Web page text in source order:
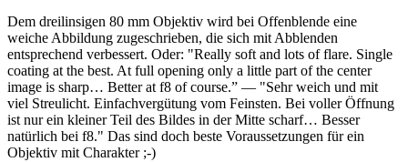
Dem dreilinsigen 80 mm Objektiv wird bei Offenblende eine
weiche Abbildung zugeschrieben, die sich mit Abblenden
entsprechend verbessert. Oder: "Really soft and lots of flare. Single
coating at the best. At full opening only a little part of the center
image is sharp… Better at f8 of course.” — "Sehr weich und mit
viel Streulicht. Einfachvergütung vom Feinsten. Bei voller Öffnung
ist nur ein kleiner Teil des Bildes in der Mitte scharf… Besser
natürlich bei f8." Das sind doch beste Voraussetzungen für ein
Objektiv mit Charakter ;-)